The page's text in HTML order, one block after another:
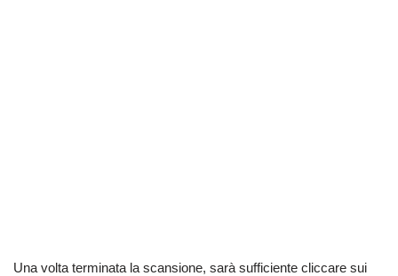
Una volta terminata la scansione, sarà sufficiente cliccare sui